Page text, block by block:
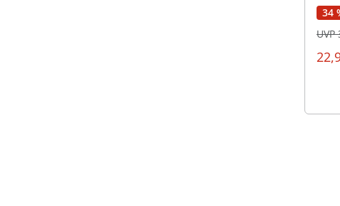
34
UVP